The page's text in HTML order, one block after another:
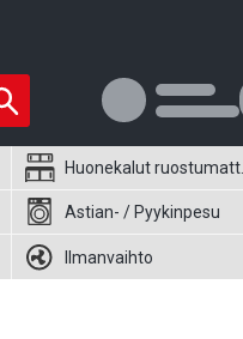
Huonekalut ruostumattomasta teräksestä
Astian- / Pyykinpesu
Ilmanvaihto